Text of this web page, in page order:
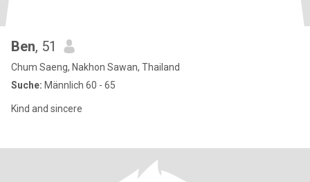
Ben, 51
Chum Saeng, Nakhon Sawan, Thailand
Suche: Männlich 60 - 65
Kind and sincere